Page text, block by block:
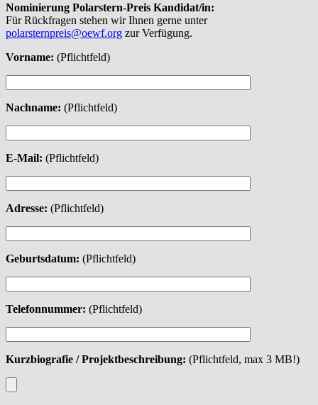
Nominierung Polarstern-Preis Kandidat/in:
Für Rückfragen stehen wir Ihnen gerne unter
polarsternpreis@oewf.org zur Verfügung.
Vorname: (Pflichtfeld)
Nachname: (Pflichtfeld)
E-Mail: (Pflichtfeld)
Adresse: (Pflichtfeld)
Geburtsdatum: (Pflichtfeld)
Telefonnummer: (Pflichtfeld)
Kurzbiografie / Projektbeschreibung: (Pflichtfeld, max 3 MB!)